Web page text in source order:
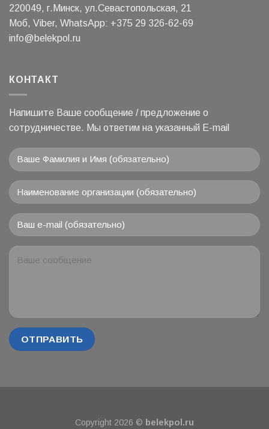
220049, г.Минск, ул.Севастопольская, 21
Моб, Viber, WhatsApp: +375 29 326-62-69
info@belekpol.ru
КОНТАКТ
Напишите Ваше сообщение / предложение о
сотрудничестве. Мы ответим на указанный E-mail
Copyright 2026 © belekpol.ru